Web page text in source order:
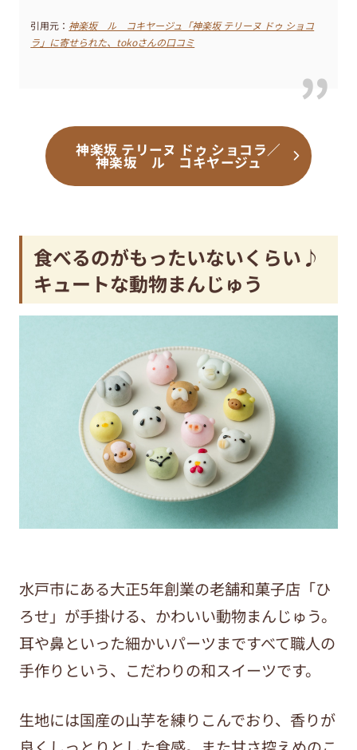
引用元： 神楽坂 ル コキヤージュ「神楽坂 テリーヌ ドゥ ショコ
ラ」に寄せられた、tokoさんの口コミ
神楽坂 テリーヌ ドゥ ショコラ／
神楽坂 ル コキヤージュ
食べるのがもったいないくらい♪
キュートな動物まんじゅう
水戸市にある大正5年創業の老舗和菓子店「ひ
ろせ」が手掛ける、かわいい動物まんじゅう。
耳や鼻といった細かいパーツまですべて職人の
手作りという、こだわりの和スイーツです。
生地には国産の山芋を練りこんでおり、香りが